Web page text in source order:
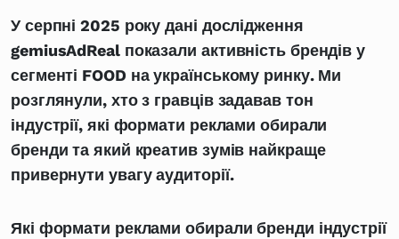
У серпні 2025 року дані дослідження
gemiusAdReal показали активність брендів у
сегменті FOOD на українському ринку. Ми
розглянули, хто з гравців задавав тон
індустрії, які формати реклами обирали
бренди та який креатив зумів найкраще
привернути увагу аудиторії.
Які формати реклами обирали бренди індустрії